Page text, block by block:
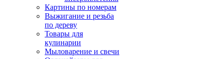
Картины по номерам
Выжигание и резьба
по дереву
Товары для
кулинарии
Мыловарение и свечи